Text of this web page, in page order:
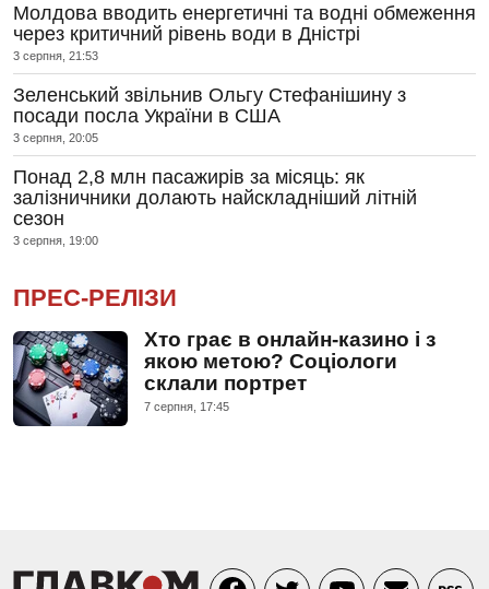
Молдова вводить енергетичні та водні обмеження
через критичний рівень води в Дністрі
3 серпня, 21:53
Зеленський звільнив Ольгу Стефанішину з
посади посла України в США
3 серпня, 20:05
Понад 2,8 млн пасажирів за місяць: як
залізничники долають найскладніший літній
сезон
3 серпня, 19:00
ПРЕС-РЕЛІЗИ
Хто грає в онлайн-казино і з
якою метою? Соціологи
склали портрет
7 серпня, 17:45